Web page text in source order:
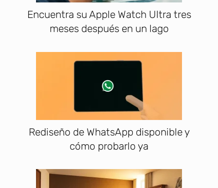
Encuentra su Apple Watch Ultra tres
meses después en un lago
Rediseño de WhatsApp disponible y
cómo probarlo ya